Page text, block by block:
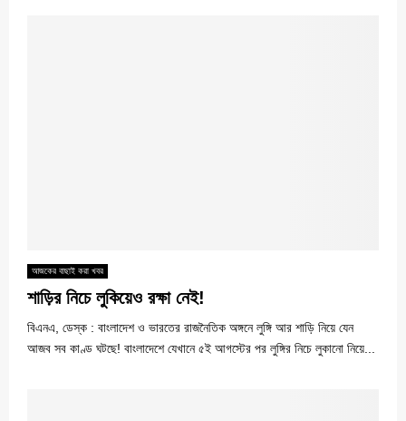
আজকের বাছাই করা খবর
শাড়ির নিচে লুকিয়েও রক্ষা নেই!
বিএনএ, ডেস্ক : বাংলাদেশ ও ভারতের রাজনৈতিক অঙ্গনে লুঙ্গি আর শাড়ি নিয়ে যেন
আজব সব কাণ্ড ঘটছে! বাংলাদেশে যেখানে ৫ই আগস্টের পর লুঙ্গির নিচে লুকানো নিয়ে...